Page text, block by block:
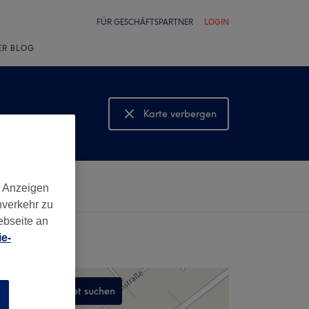
FÜR GESCHÄFTSPARTNER LOGIN
BLOG
Karte verbergen
Karte anzeigen
In diesem Gebiet suchen
zu
an